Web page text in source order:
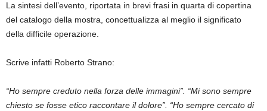
La sintesi dell’evento, riportata in brevi frasi in quarta di copertina
del catalogo della mostra, concettualizza al meglio il significato
della difficile operazione.
Scrive infatti Roberto Strano:
“Ho sempre creduto nella forza delle immagini”. “Mi sono sempre
chiesto se fosse etico raccontare il dolore”. “Ho sempre cercato di